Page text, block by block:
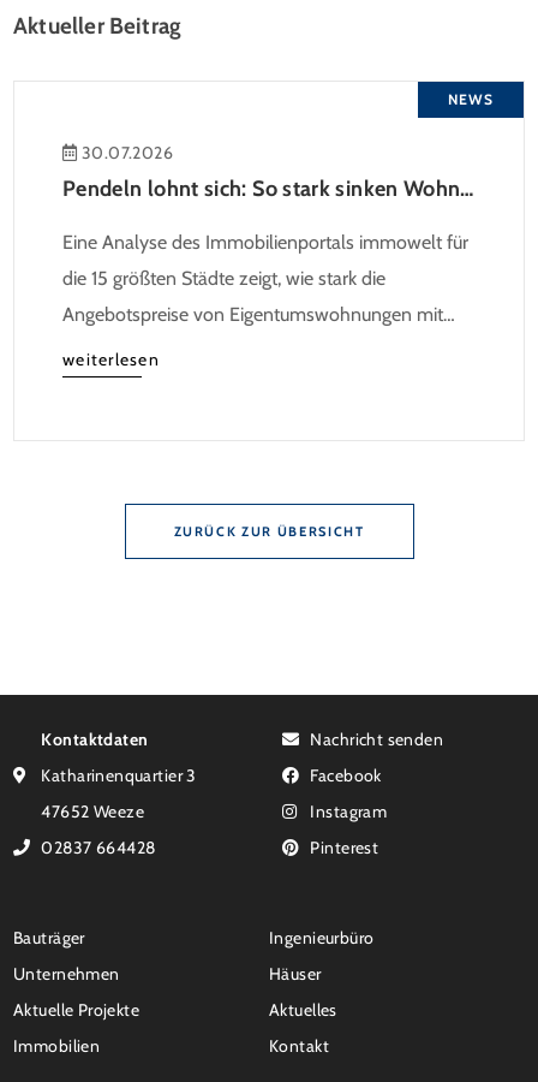
Aktueller Beitrag
NEWS
30.07.2026
Pendeln lohnt sich: So stark sinken Wohnungspreise im Umland
Eine Analyse des Immobilienportals immowelt für
die 15 größten Städte zeigt, wie stark die
Angebotspreise von Eigentumswohnungen mit
zunehmender Entfernung sinken:
weiterlesen
ZURÜCK ZUR ÜBERSICHT
Kontaktdaten
Katharinenquartier 3
47652 Weeze
02837 664428
Nachricht senden
Facebook
Instagram
Pinterest
Bauträger
Ingenieurbüro
Unternehmen
Häuser
Aktuelle Projekte
Aktuelles
Immobilien
Kontakt